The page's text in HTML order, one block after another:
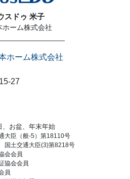
スドゥ 米子
ホーム株式会社
ホーム株式会社
15-27
、お盆、年末年始
大臣（般-5）第18110号
土交通大臣(3)第8218号
会会員
協会会員
員